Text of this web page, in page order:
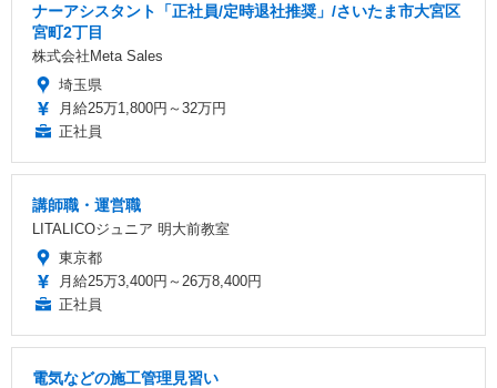
ナーアシスタント「正社員/定時退社推奨」/さいたま市大宮区
宮町2丁目
株式会社Meta Sales
埼玉県
月給25万1,800円～32万円
正社員
講師職・運営職
LITALICOジュニア 明大前教室
東京都
月給25万3,400円～26万8,400円
正社員
電気などの施工管理見習い